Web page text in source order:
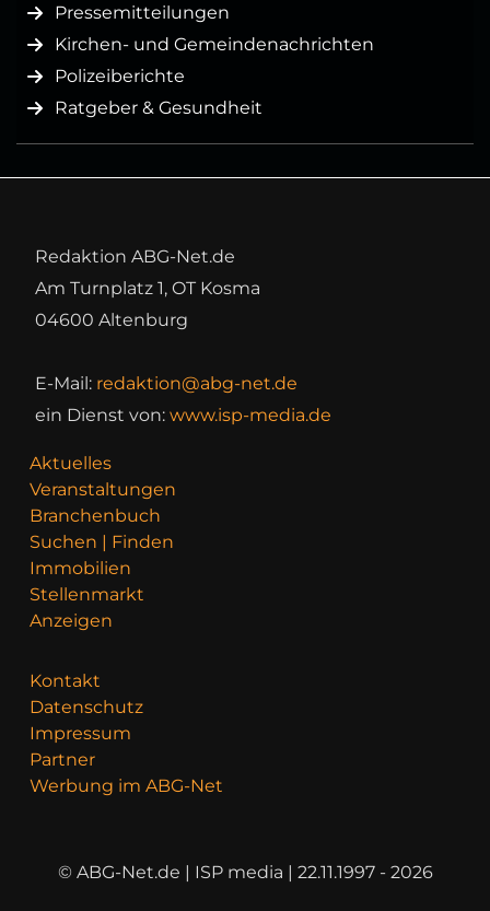
Pressemitteilungen
Kirchen- und Gemeindenachrichten
Polizeiberichte
Ratgeber & Gesundheit
Redaktion ABG-Net.de
Am Turnplatz 1, OT Kosma
04600 Altenburg
E-Mail: redaktion@abg-net.de
ein Dienst von: www.isp-media.de
Aktuelles
Veranstaltungen
Branchenbuch
Suchen | Finden
Immobilien
Stellenmarkt
Anzeigen
Kontakt
Datenschutz
Impressum
Partner
Werbung im ABG-Net
© ABG-Net.de | ISP media | 22.11.1997 - 2026